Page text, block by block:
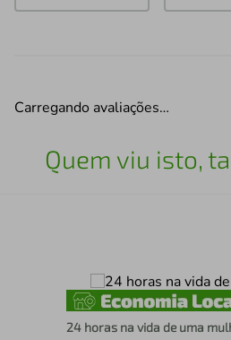
Carregando avaliações…
Quem viu isto,
24 horas na vida de uma